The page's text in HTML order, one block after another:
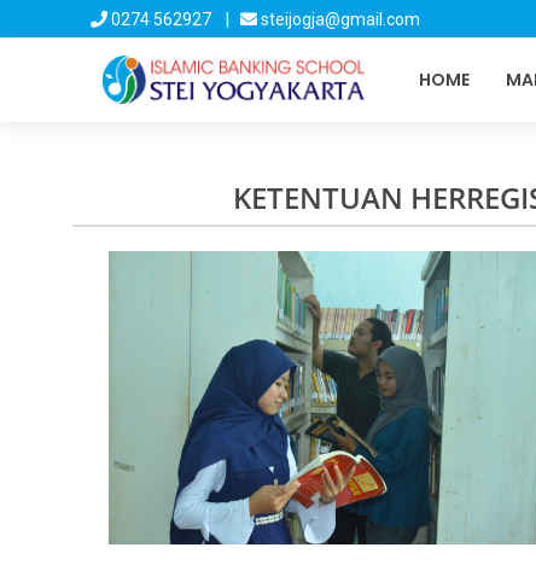
0274 562927 | steijogja@gmail.com
HOME
KETENTUAN